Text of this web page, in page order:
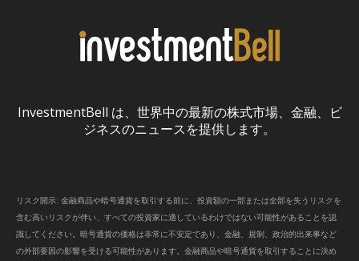
InvestmentBell は、世界中の最新の株式市場、金融、ビ
ジネスのニュースを提供します。
リスク開示: 金融商品や暗号通貨を取引する前に、投資額の一部または全部を失うリスクを
含む高いリスクが伴い、すべての投資家に適しているわけではない可能性があることを認
識してください。暗号通貨の価格は非常に不安定であり、金融、規制、政治的出来事など
の外部要因の影響を受ける可能性があります。金融商品や暗号通貨を取引することに決め